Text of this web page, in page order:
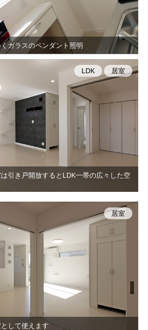
ガラスのペンダント照明
引き戸開放するとLDK一帯の広々した空
LDK 居室
して使えます
居室